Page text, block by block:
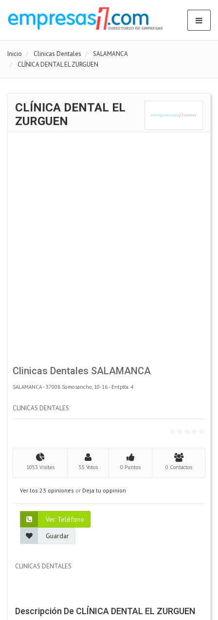
Inicio Clinicas Dentales
SALAMANCA
CLÍNICA DENTAL EL ZURGUEN
CLÍNICA DENTAL EL
ZURGUEN
Clinicas Dentales SALAMANCA
SALAMANCA - 37008 Somosancho, 10-16 - Entplta. 4
CLINICAS DENTALES
1053 Visitas 55 Votos 0 Puntos 0 Contactos
Ver los 23 opiniones or Deja tu oppinion
Ver Teléfono
Guardar
CLINICAS DENTALES
Descripción De CLÍNICA DENTAL EL ZURGUEN